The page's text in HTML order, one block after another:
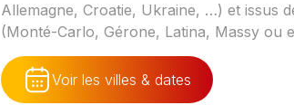
Allemagne, Croatie, Ukraine, …) et issus
(Monté-Carlo, Gérone, Latina, Massy ou
Voir les villes & dates